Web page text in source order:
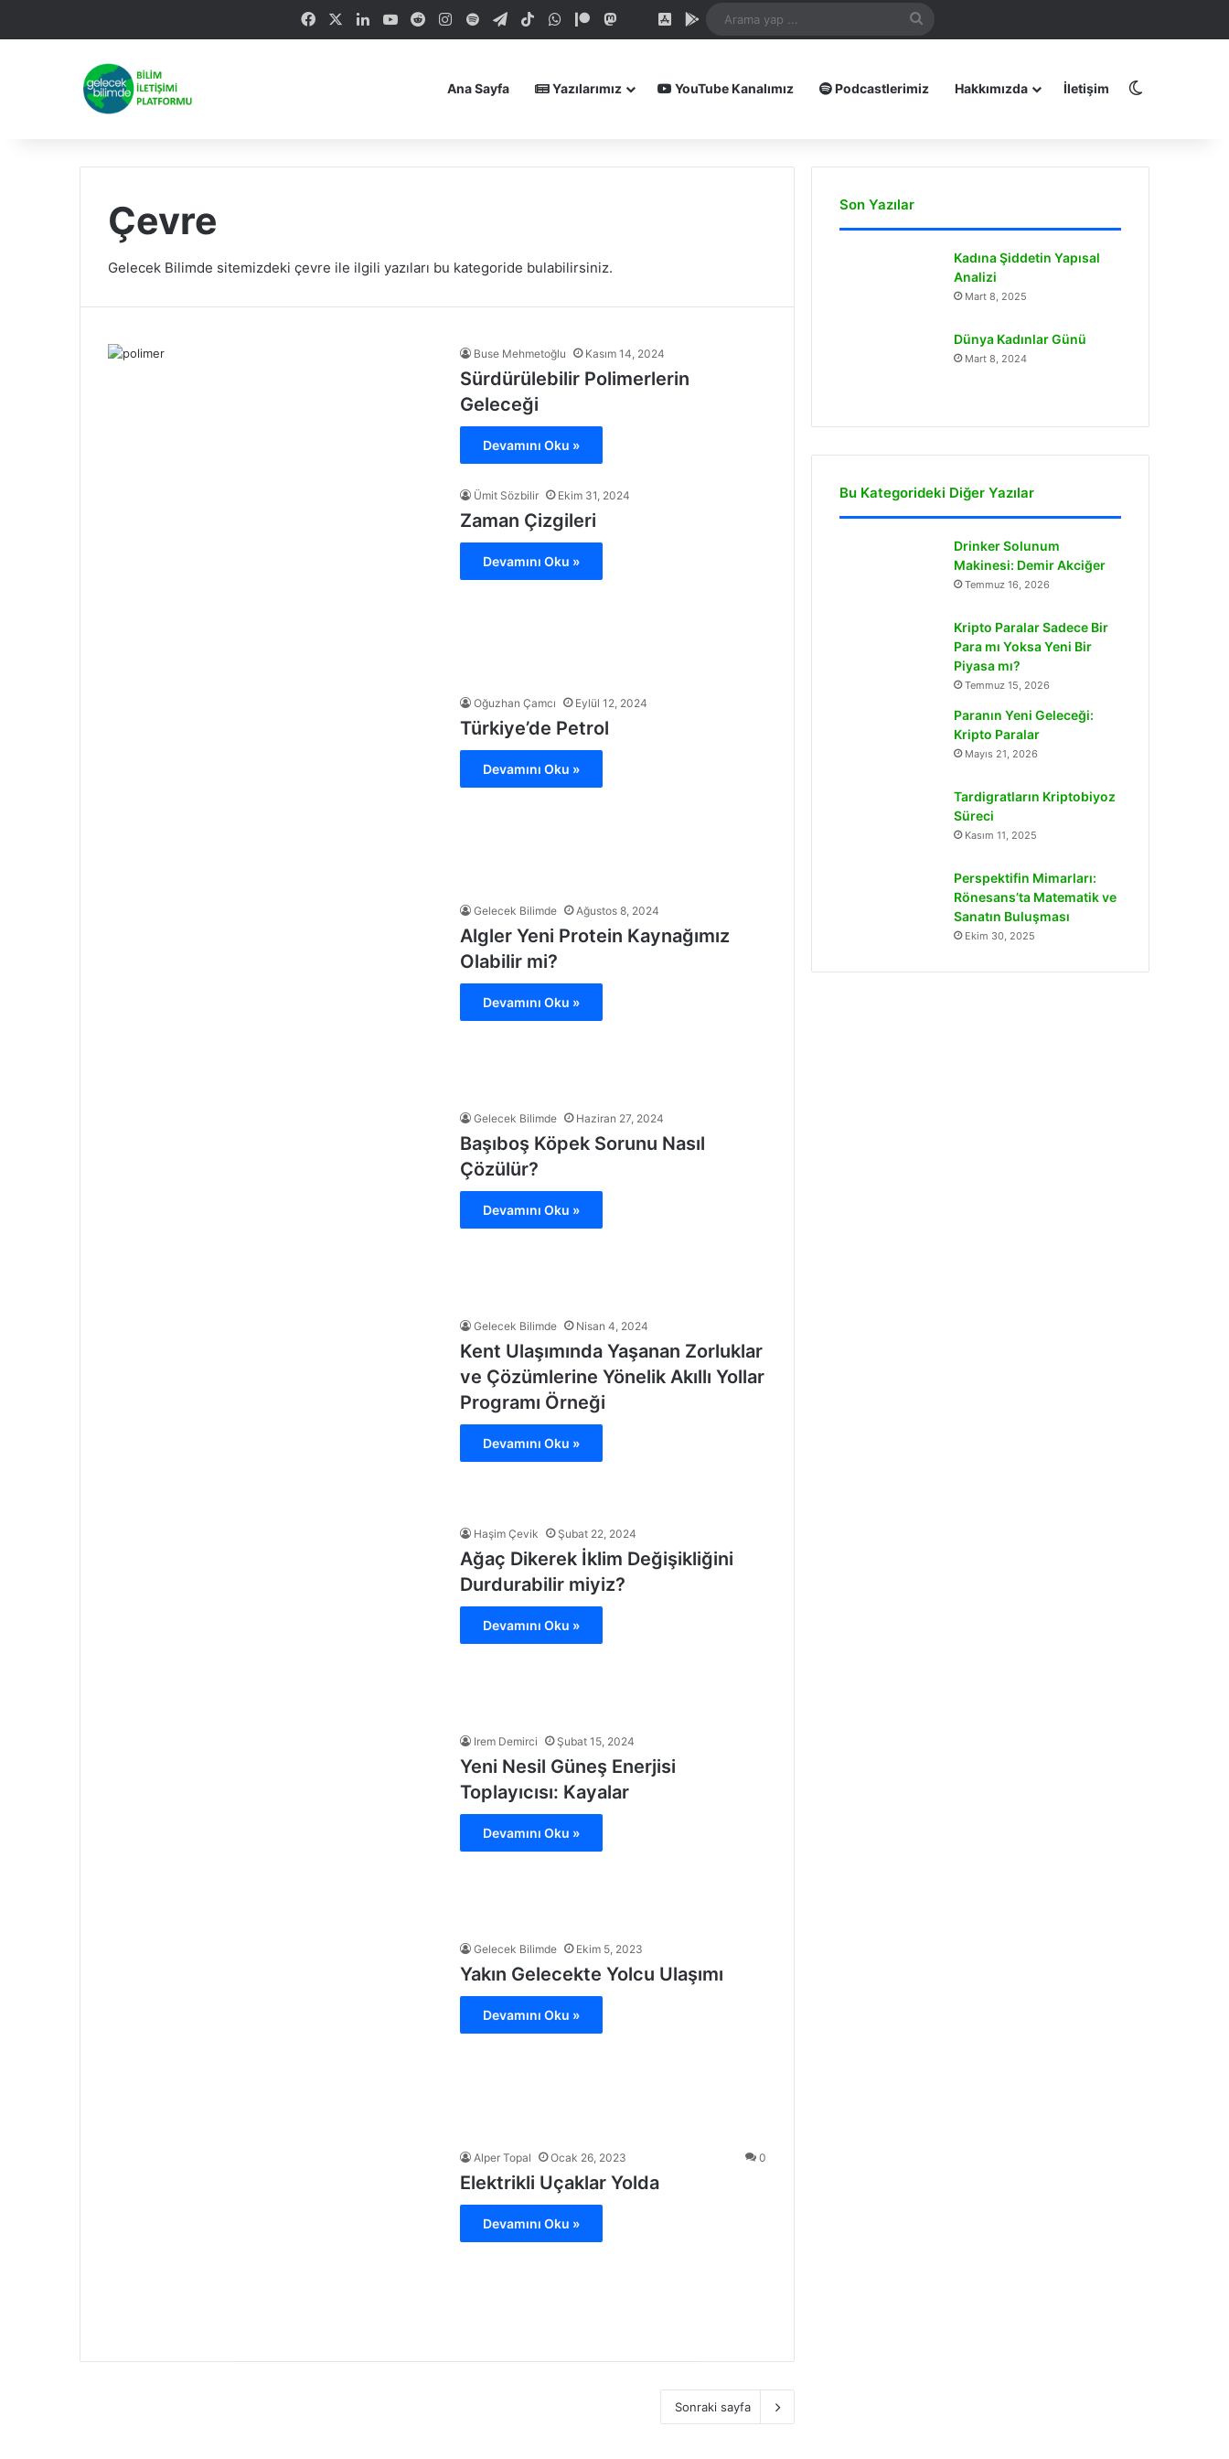
FacebookLinkedInYouTubeRedditInstagram
SpotifyTelegramTikTokWhatsApp
PatreonMastodonBlueskyiOS Uygulamamız
Android Uygulamamız
...
Ana Sayfa Yazılarımız YouTube Kanalımız Podcastlerimiz Hakkımızda İletişim
Çevre
Gelecek Bilimde sitemizdeki çevre ile ilgili yazıları bu kategoride bulabilirsiniz.
Buse Mehmetoğlu Kasım 14, 2024
Sürdürülebilir Polimerlerin
Geleceği
Devamını Oku »
Ümit Sözbilir Ekim 31, 2024
Zaman Çizgileri
Devamını Oku »
Oğuzhan Çamcı Eylül 12, 2024
Türkiye’de Petrol
Devamını Oku »
Gelecek Bilimde Ağustos 8, 2024
Algler Yeni Protein Kaynağımız
Olabilir mi?
Devamını Oku »
Gelecek Bilimde Haziran 27, 2024
Başıboş Köpek Sorunu Nasıl
Çözülür?
Devamını Oku »
Gelecek Bilimde Nisan 4, 2024
Kent Ulaşımında Yaşanan Zorluklar
ve Çözümlerine Yönelik Akıllı Yollar
Programı Örneği
Devamını Oku »
Haşim Çevik Şubat 22, 2024
Ağaç Dikerek İklim Değişikliğini
Durdurabilir miyiz?
Devamını Oku »
Irem Demirci Şubat 15, 2024
Yeni Nesil Güneş Enerjisi
Toplayıcısı: Kayalar
Devamını Oku »
Gelecek Bilimde Ekim 5, 2023
Yakın Gelecekte Yolcu Ulaşımı
Devamını Oku »
Alper Topal Ocak 26, 2023 0
Elektrikli Uçaklar Yolda
Devamını Oku »
Sonraki sayfa
Son Yazılar
Kadına Şiddetin Yapısal
Analizi
Mart 8, 2025
Dünya Kadınlar Günü
Mart 8, 2024
Bu Kategorideki Diğer Yazılar
Drinker Solunum
Makinesi: Demir Akciğer
Temmuz 16, 2026
Kripto Paralar Sadece Bir
Para mı Yoksa Yeni Bir
Piyasa mı?
Temmuz 15, 2026
Paranın Yeni Geleceği:
Kripto Paralar
Mayıs 21, 2026
Tardigratların Kriptobiyoz
Süreci
Kasım 11, 2025
Perspektifin Mimarları:
Rönesans’ta Matematik ve
Sanatın Buluşması
Ekim 30, 2025